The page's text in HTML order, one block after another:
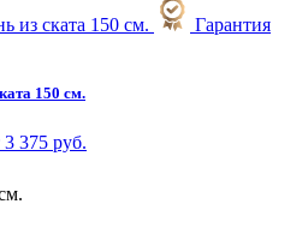
Гарантия
150 см.
375 руб.